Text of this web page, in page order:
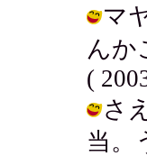
マ
んか
(
さ
当。